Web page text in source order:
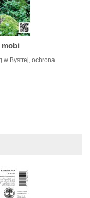
mobi
w Bystrej, ochrona